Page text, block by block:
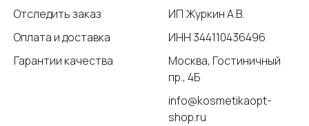
Отследить заказ
Оплата и доставка
Гарантии качества
ИП Журкин А.В.
ИНН 344110436496
Москва, Гостиничный
пр., 4Б
info@kosmetikaopt-
shop.ru